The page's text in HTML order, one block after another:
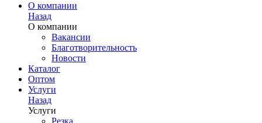
О компании
Назад
О компании
Вакансии
Благотворительность
Новости
Каталог
Оптом
Услуги
Назад
Услуги
Резка